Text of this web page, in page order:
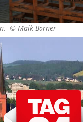
© Maik Börner